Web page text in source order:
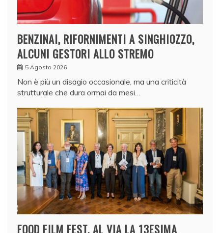
BENZINAI, RIFORNIMENTI A SINGHIOZZO,
ALCUNI GESTORI ALLO STREMO
5 Agosto 2026
Non è più un disagio occasionale, ma una criticità
strutturale che dura ormai da mesi…
FOOD FILM FEST, AL VIA LA 13ESIMA